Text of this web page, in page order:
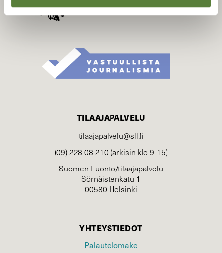
TILAAJAPALVELU
tilaajapalvelu@sll.fi
(09) 228 08 210 (arkisin klo 9-15)
Suomen Luonto/tilaajapalvelu
Sörnäistenkatu 1
00580 Helsinki
YHTEYSTIEDOT
Palautelomake